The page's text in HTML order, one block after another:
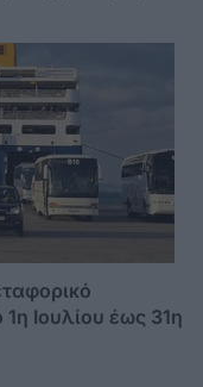
Ιουλίου έως 31η